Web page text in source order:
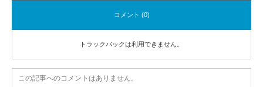
コメント (0)
トラックバックは利用できません。
この記事へのコメントはありません。